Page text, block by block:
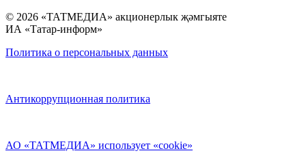
© 2026 «ТАТМЕДИА» акционерлык җәмгыяте
ИА «Татар-информ»
Политика о персональных данных
Антикоррупционная политика
АО «ТАТМЕДИА» использует «cookie»